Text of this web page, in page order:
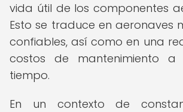
vida útil de los componentes
Esto se traduce en aeronaves
confiables, así como en una
costos de mantenimiento
tiempo.
En un contexto de